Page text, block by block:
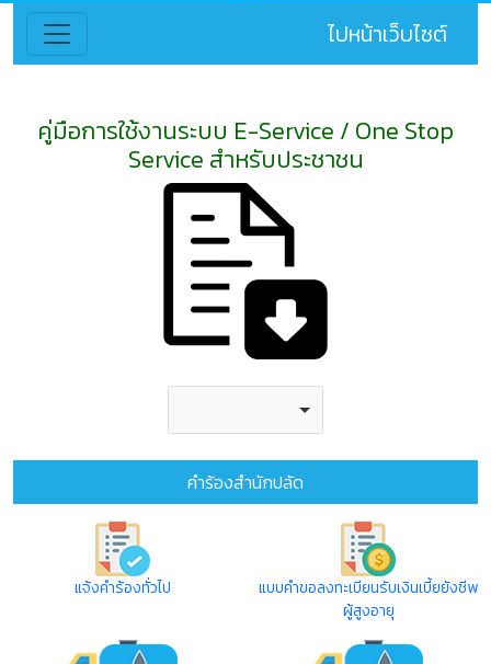
ไปหน้าเว็บไซต์
คู่มือการใช้งานระบบ E-Service / One Stop
Service สำหรับประชาชน
คำร้องสำนักปลัด
แจ้งคำร้องทั่วไป
แบบคำขอลงทะเบียนรับเงินเบี้ยยังชีพ
ผู้สูงอายุ